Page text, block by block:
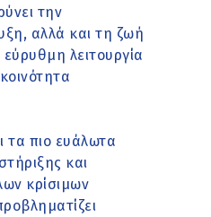
την
αλλά και τη ζωή
λειτουργία
τα πιο ευάλωτα
και
κρίσιμων